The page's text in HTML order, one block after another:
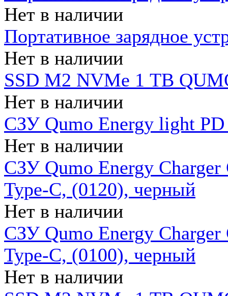
Нет в наличии
Портативное зарядное
Нет в наличии
SSD M2 NVMe 1 ТB
Нет в наличии
СЗУ Qumo Energy light PD
Нет в наличии
СЗУ Qumo Energy
Type-C, (0120), черный
Нет в наличии
СЗУ Qumo Energy
Type-C, (0100), черный
Нет в наличии